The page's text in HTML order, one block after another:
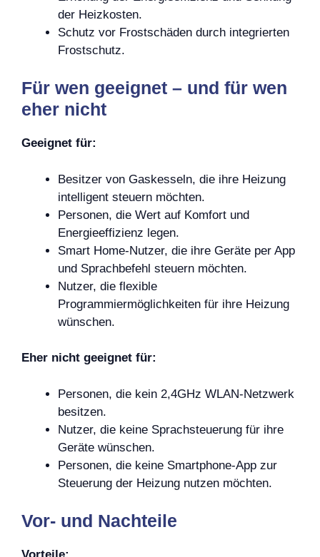
der Heizkosten.
Schutz vor Frostschäden durch integrierten
Frostschutz.
Für wen geeignet – und für wen
eher nicht
Geeignet für:
Besitzer von Gaskesseln, die ihre Heizung
intelligent steuern möchten.
Personen, die Wert auf Komfort und
Energieeffizienz legen.
Smart Home-Nutzer, die ihre Geräte per App
und Sprachbefehl steuern möchten.
Nutzer, die flexible
Programmiermöglichkeiten für ihre Heizung
wünschen.
Eher nicht geeignet für:
Personen, die kein 2,4GHz WLAN-Netzwerk
besitzen.
Nutzer, die keine Sprachsteuerung für ihre
Geräte wünschen.
Personen, die keine Smartphone-App zur
Steuerung der Heizung nutzen möchten.
Vor- und Nachteile